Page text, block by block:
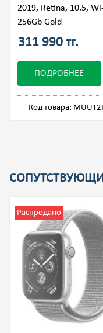
2019, Retina, 10.5,
256Gb Gold
311 990 тг.
ПОДРОБНЕЕ
Код товара:
Распродано